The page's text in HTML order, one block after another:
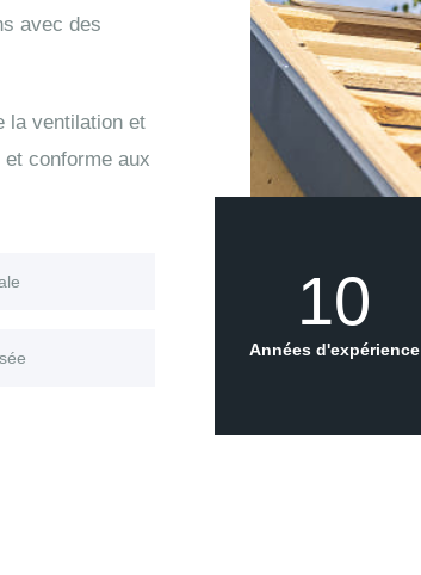
avec des
la ventilation et
conforme aux
10
Années d'expérience